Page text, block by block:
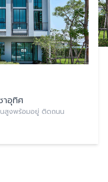
าอุทิศ
สูงพร้อมอยู่ ติดถนน